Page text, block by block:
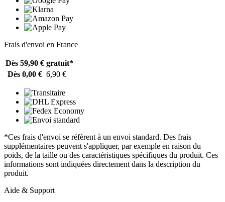
Frais d'envoi en France
Dès 59,90 € gratuit*
Dès 0,00 € 6,90 €
*Ces frais d'envoi se réfèrent à un envoi standard. Des frais
supplémentaires peuvent s'appliquer, par exemple en raison du
poids, de la taille ou des caractéristiques spécifiques du produit. Ces
informations sont indiquées directement dans la description du
produit.
Aide & Support